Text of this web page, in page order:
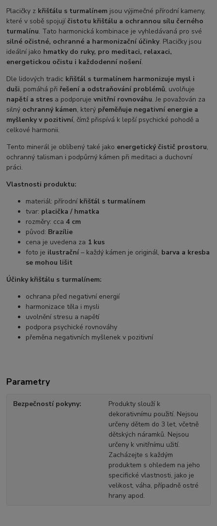
Placičky z křišťálu s turmalínem jsou výjimečné přírodní kameny,
které v sobě spojujíčistotu křišťálu a ochrannou sílu černého
turmalínu. Tato harmonická kombinace je vyhledávaná pro své
silné očistné, ochranné a harmonizační účinky. Placičky jsou
ideální jako hmatky do ruky, pro meditaci, relaxaci,
energetickou očistu i každodenní nošení.
Dle lidových tradic křišťál s turmalínem harmonizuje mysl i
duši, pomáhá při řešení a odstraňování problémů, uvolňuje
napětí a stres a podporujevnitřní rovnováhu. Je považován za
silný ochranný kámen, který přeměňuje negativní energie a
myšlenky v pozitivní, čímž přispívá k lepší psychické pohodě a
celkové harmonii.
Tento minerál je oblíbený také jako energetický čistič prostoru,
ochranný talisman i podpůrný kámen při meditaci a duchovní
práci.
Vlastnosti produktu:
materiál: přírodní křišťál s turmalínem
tvar: placička / hmatka
rozměry: cca4 cm
původ: Brazílie
cena je uvedena za 1 kus
foto je ilustrační – každý kámen je originál, barva a kresba
se mohou lišit
Účinky křišťálu s turmalínem:
ochrana před negativní energií
harmonizace těla i mysli
uvolnění stresu a napětí
podpora psychické rovnováhy
přeměna negativních myšlenek v pozitivní
Parametry
Bezpečností pokyny
Produkty slouží k
dekorativnímu použití. Nejsou
určeny dětem do 3 let, včetně
dětských náramků. Nejsou
určeny k vnitřnímu užití.
Zacházejte s každým
produktem s ohledem na jeho
specifické vlastnosti, jako je
velikost, váha, případně ostré
hrany apod.